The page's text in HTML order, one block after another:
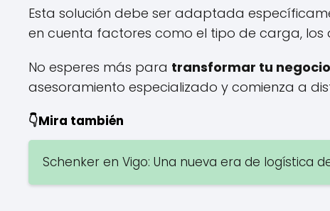
Esta solución debe ser adaptada
en cuenta factores como el tipo de carga, los
No esperes más para transformar tu negocio
asesoramiento especializado y comienza a
👇Mira también
Schenker en Vigo: Una nueva era de logística